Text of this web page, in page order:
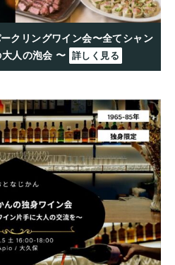
クリングワイン会〜全てシャン
人の泡会 〜 詳しく見る